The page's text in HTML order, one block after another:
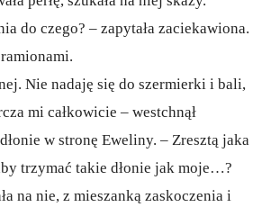
do czego? – zapytała zaciekawiona.
Nie nadaję się do szermierki i bali,
mi całkowicie – westchnął
w stronę Eweliny. – Zresztą jaka
trzymać takie dłonie jak moje…?
na nie, z mieszanką zaskoczenia i